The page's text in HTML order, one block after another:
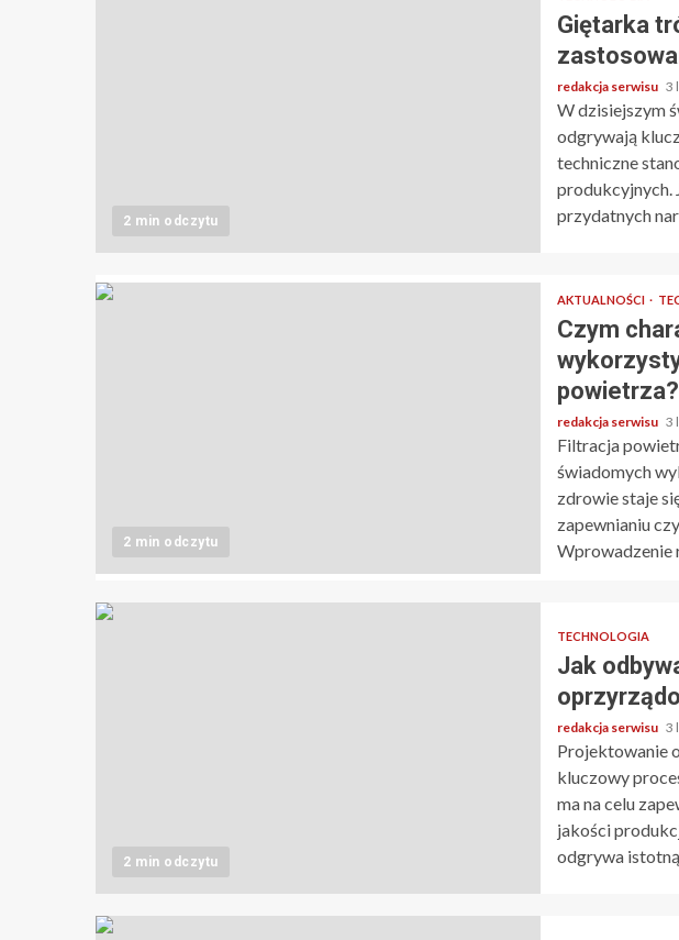
2 min odczytu
Giętarka
redakcja serwisu 3
W dzisiejszym
odgrywają
techniczne
produkcyjnych.
przydatnych
2 min odczytu
AKTUALNOŚCI
Czym
powietrza?
redakcja serwisu 3
Filtracja
świadomych
zdrowie staje
zapewnianiu
Wprowadzenie
2 min odczytu
TECHNOLOGIA
Jak
redakcja serwisu 3
Projektowanie
kluczowy
ma na celu
jakości
odgrywa istotną